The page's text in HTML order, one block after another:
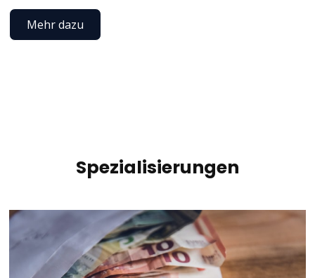
Mehr dazu
Spezialisierungen